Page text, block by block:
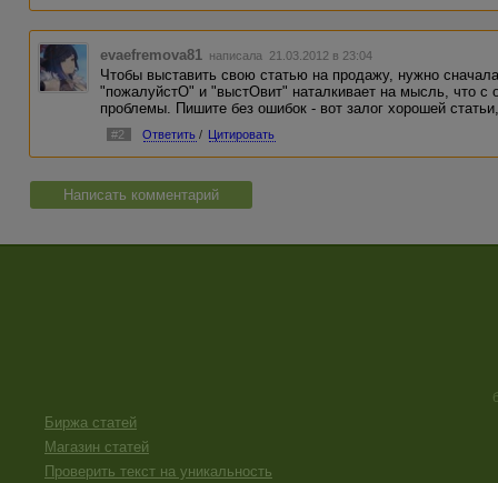
evaefremova81 написала 21.03.2012 в 23:04
Чтобы выставить свою статью на продажу, нужно
"пожалуйстО" и "выстОвит" наталкивает на мысль, что с
проблемы. Пишите без ошибок - вот залог хорошей
#2 Ответить / Цитировать
Написать комментарий
Биржа статей
Магазин статей
Проверить текст на уникальность